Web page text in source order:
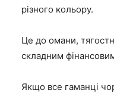
різного кольору.
Це до омани,
складним
Якщо все гаманці